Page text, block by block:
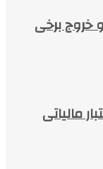
خروج برخی
مالیاتی